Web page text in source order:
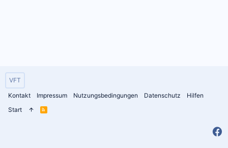
VFT
Kontakt
Impressum Nutzungsbedingungen Datenschutz
Hilfen
Start
R